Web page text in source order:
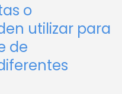
o
utilizar para
de